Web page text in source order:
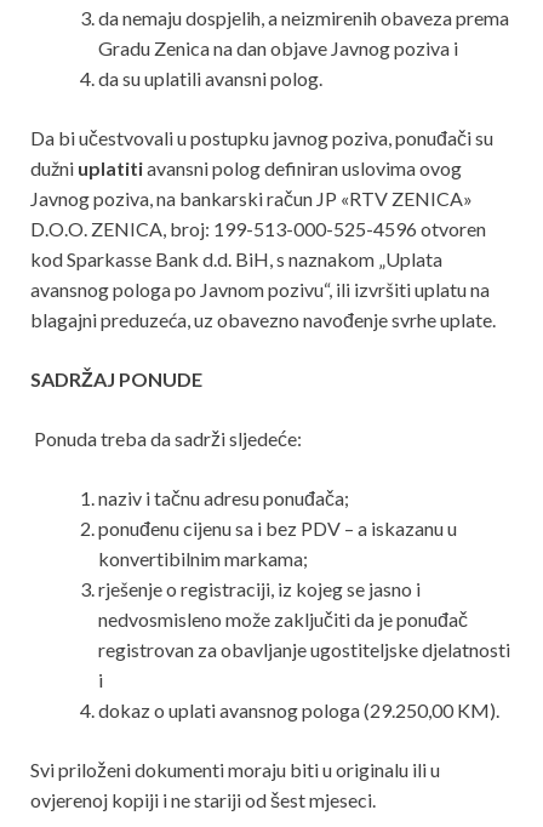
da nemaju dospjelih, a neizmirenih obaveza prema
Gradu Zenica na dan objave Javnog poziva i
da su uplatili avansni polog.
Da bi učestvovali u postupku javnog poziva, ponuđači su
dužni uplatitiavansni polog definiran uslovima ovog
Javnog poziva, na bankarski račun JP «RTV ZENICA»
D.O.O. ZENICA, broj: 199-513-000-525-4596 otvoren
kod Sparkasse Bank d.d. BiH, s naznakom „Uplata
avansnog pologa po Javnom pozivu“, ili izvršiti uplatu na
blagajni preduzeća, uz obavezno navođenje svrhe uplate.
SADRŽAJ PONUDE
Ponuda treba da sadrži sljedeće:
naziv i tačnu adresu ponuđača;
ponuđenu cijenu sa i bez PDV – a iskazanu u
konvertibilnim markama;
rješenje o registraciji, iz kojeg se jasno i
nedvosmisleno može zaključiti da je ponuđač
registrovan za obavljanje ugostiteljske djelatnosti
i
dokaz o uplati avansnog pologa (29.250,00 KM).
Svi priloženi dokumenti moraju biti u originalu ili u
ovjerenoj kopiji i ne stariji od šest mjeseci.